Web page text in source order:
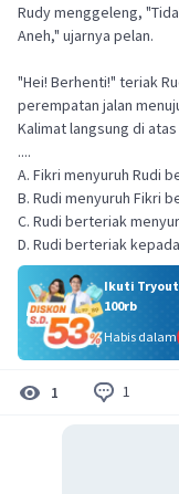
Rudy menggeleng,
Aneh," ujarnya pelan.
"Hei! Berhenti!" teriak
perempatan jalan
Kalimat langsung di
....
A. Fikri menyuruh Rudi
B. Rudi menyuruh Fikri
C. Rudi berteriak
D. Rudi berteriak
Ikuti Tryout
100rb
Habis dalam
1 1